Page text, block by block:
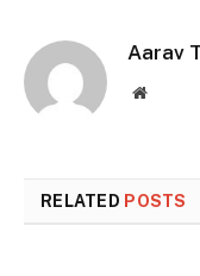
Aarav
Website
RELATED POSTS